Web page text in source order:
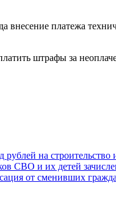
внесение платежа
штрафы за
на
СВО и их детей
от сменивших